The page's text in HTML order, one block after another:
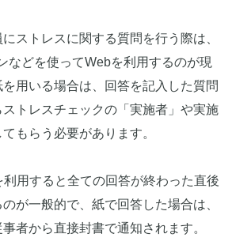
ストレスに関する質問を行う際は、
などを使ってWebを利用するのが現
用いる場合は、回答を記入した質問
トレスチェックの「実施者」や実施
もらう必要があります。
用すると全ての回答が終わった直後
が一般的で、紙で回答した場合は、
者から直接封書で通知されます。